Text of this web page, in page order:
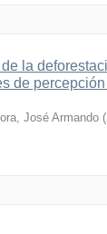
la
de
José Armando (